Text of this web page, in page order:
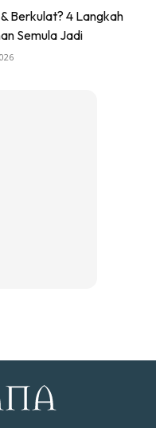
air Point-Of-Entry
pemprosesan
lagi. Ini juga akan
manfaat kepada
penting lagi untuk
Berkulat? 4 Langkah
Semula Jadi